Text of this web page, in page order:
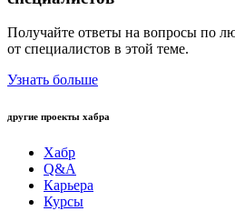
Получайте ответы на вопросы по
от специалистов в этой теме.
Узнать больше
другие проекты хабра
Хабр
Q&A
Карьера
Курсы